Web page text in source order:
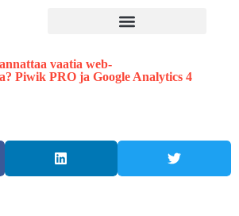
vaatia web-
Piwik PRO ja Google Analytics 4